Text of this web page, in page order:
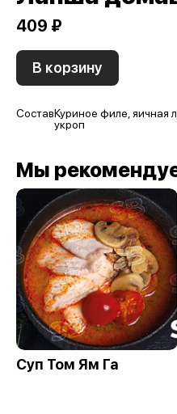
409 ₽
В корзину
СоставКуриное филе, яичная
укроп
Мы
Суп Том Ям Га